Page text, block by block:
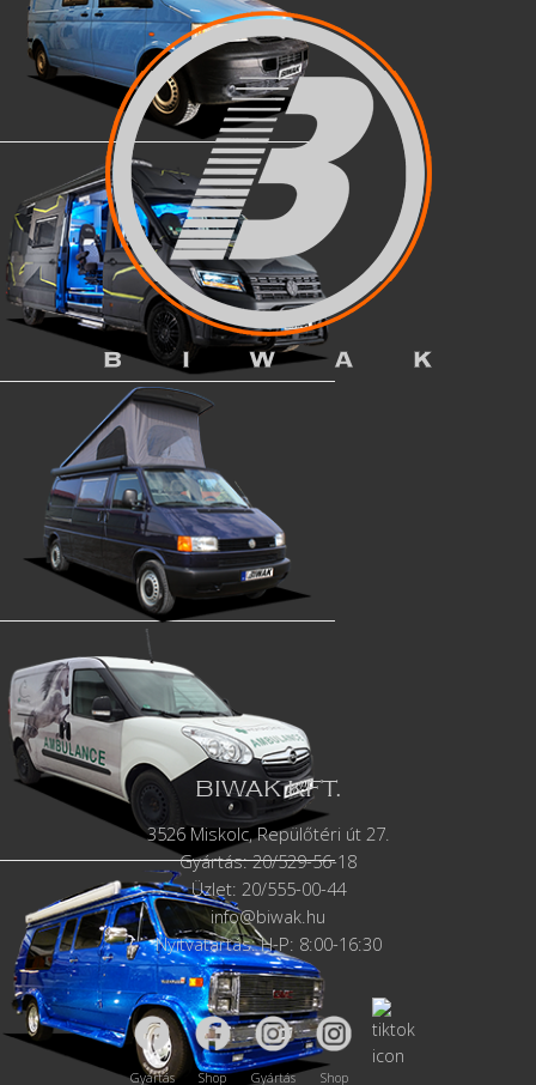
BIWAK KFT.
3526 Miskolc, Repülőtéri út 27.
Gyártás:20/529-56-18
Üzlet: 20/555-00-44
info@biwak.hu
Nyitvatartás: H-P: 8:00-16:30
Gyártás Shop Gyártás Shop